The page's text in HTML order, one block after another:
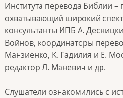
Института перевода Библии –
охватывающий широкий
консультанты ИПБ А.
Войнов, координаторы
Манзиенко, К. Гадилия и Е.
редактор Л. Маневич и др.
Слушатели ознакомились с